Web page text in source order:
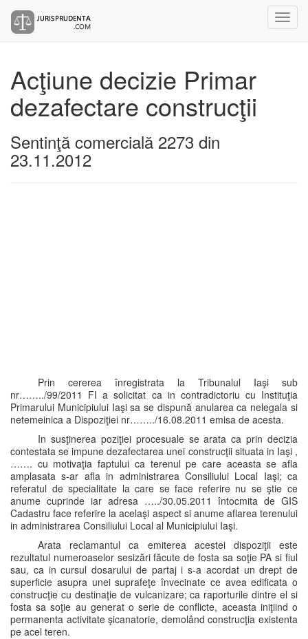
Acţiune decizie Primar
dezafectare construcţii
Sentinţă comercială 2273 din
23.11.2012
Prin cererea înregistrata la Tribunalul Iaşi sub
nr……../99/2011 FI a solicitat ca in contradictoriu cu Instituţia
Primarului Municipiului Iaşi sa se dispună anularea ca nelegala si
netemeinica a Dispoziţiei nr……../16.08.2011 emisa de acesta.
In susţinerea poziţiei procesuale se arata ca prin decizia
contestata se impune dezafectarea unei construcţii situata in Iaşi ,
……. cu motivaţia faptului ca terenul pe care aceasta se afla
amplasata s-ar afla in administrarea Consiliului Local Iaşi; ca
referatul de specialitate la care se face referire nu se ştie ce
anume cuprinde iar adresa …../30.05.2011 întocmita de GIS
Cadastru face referire la acelaşi aspect si anume aflarea terenului
in administrarea Consiliului Local al Municipiului Iaşi.
Arata reclamantul ca emiterea acestei dispoziţii este
rezultatul numeroaselor sesizări făcute de fosta sa soţie PA si fiul
sau, ca in cursul dosarului de partaj i s-a acordat un drept de
superficie asupra unei suprafeţe învecinate ce avea edificata o
construcţie cu destinaţie de vulcanizare; ca raporturile dintre el si
fosta sa soţie au generat o serie de conflicte, aceasta iniţiind o
permanenta activitate şicanatorie, demolând construcţia existenta
pe acel teren.